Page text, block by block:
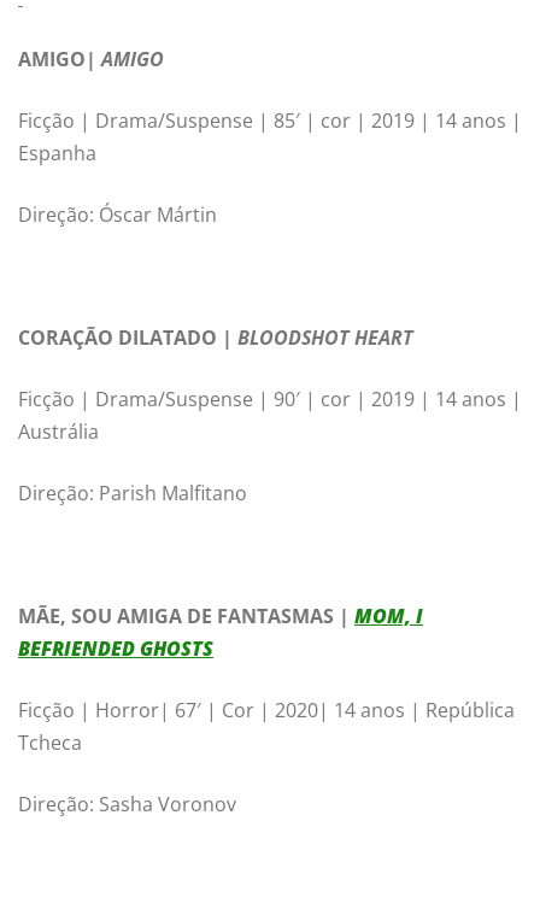
AMIGO|AMIGO
Ficção | Drama/Suspense | 85′ | cor | 2019 | 14 anos |
Espanha
Direção: Óscar Mártin
CORAÇÃO DILATADO | BLOODSHOT HEART
Ficção | Drama/Suspense | 90′ | cor | 2019 | 14 anos |
Austrália
Direção: Parish Malfitano
MÃE, SOU AMIGA DE FANTASMAS | MOM, I
BEFRIENDED GHOSTS
Ficção | Horror| 67′ | Cor | 2020| 14 anos | República
Tcheca
Direção: Sasha Voronov